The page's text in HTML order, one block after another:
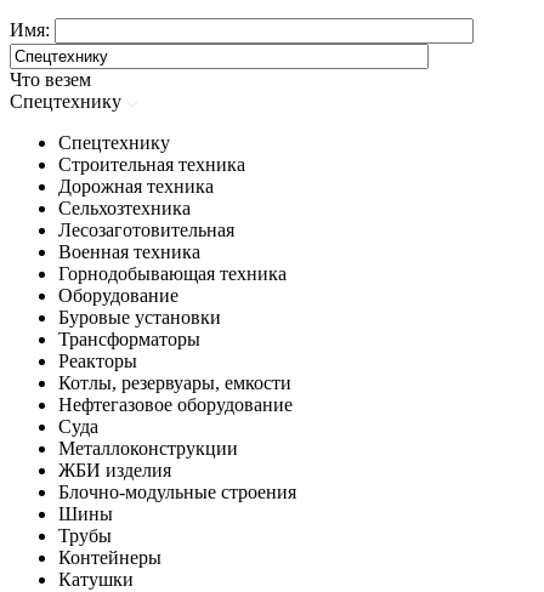
Имя:
Что везем
Спецтехнику
Спецтехнику
Строительная техника
Дорожная техника
Сельхозтехника
Лесозаготовительная
Военная техника
Горнодобывающая техника
Оборудование
Буровые установки
Трансформаторы
Реакторы
Котлы, резервуары, емкости
Нефтегазовое оборудование
Cуда
Металлоконструкции
ЖБИ изделия
Блочно-модульные строения
Шины
Трубы
Контейнеры
Катушки